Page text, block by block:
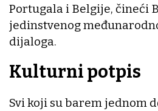
Portugala i Belgije, čineći
jedinstvenog
dijaloga.
Kulturni potpis
Svi koji su barem jednom